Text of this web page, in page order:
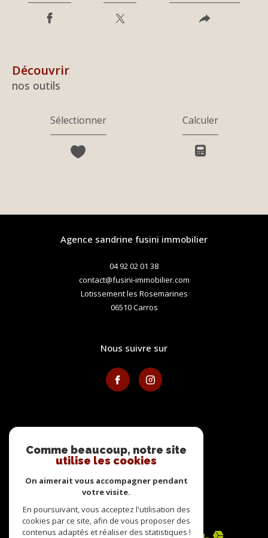
découvrir
nos outils
Sélectionner Calculer
agence sandrine fusini immobilier
04 92 02 01 38
contact@fusini-immobilier.com
Lotissement les Rosemarines
06510 carros
nous suivre sur
adhérents
Comme beaucoup, notre site
utilise les cookies
On aimerait vous accompagner pendant
votre visite.
En poursuivant, vous acceptez l'utilisation des
cookies par ce site, afin de vous proposer des
contenus adaptés et réaliser des statistiques !